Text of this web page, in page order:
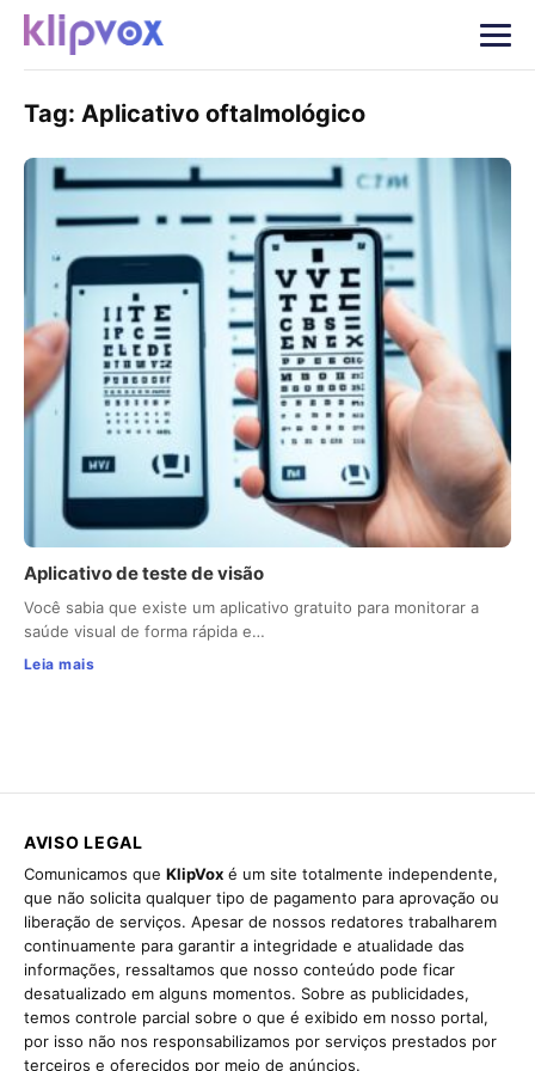
Tag: Aplicativo oftalmológico
Aplicativo de teste de visão
Você sabia que existe um aplicativo gratuito para monitorar a
saúde visual de forma rápida e…
Leia mais
AVISO LEGAL
Comunicamos que KlipVox é um site totalmente independente,
que não solicita qualquer tipo de pagamento para aprovação ou
liberação de serviços. Apesar de nossos redatores trabalharem
continuamente para garantir a integridade e atualidade das
informações, ressaltamos que nosso conteúdo pode ficar
desatualizado em alguns momentos. Sobre as publicidades,
temos controle parcial sobre o que é exibido em nosso portal,
por isso não nos responsabilizamos por serviços prestados por
terceiros e oferecidos por meio de anúncios.